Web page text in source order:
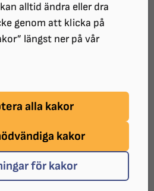
alltid ändra eller dra
genom att klicka på
längst ner på vår
alla kakor
kakor
för kakor
vice arbetsledare
sekreterare